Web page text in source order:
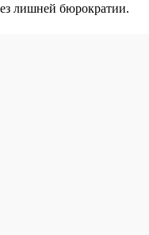
лишней бюрократии.